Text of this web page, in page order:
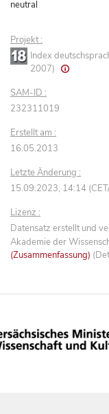
neutral
Projekt :
Index
2007)
SAM-ID :
232311019
Erstellt am :
16.05.2013
Letzte Änderung :
15.09.2023, 14:14
Lizenz :
Datensatz erstellt und
Akademie der
(Zusammenfassung)